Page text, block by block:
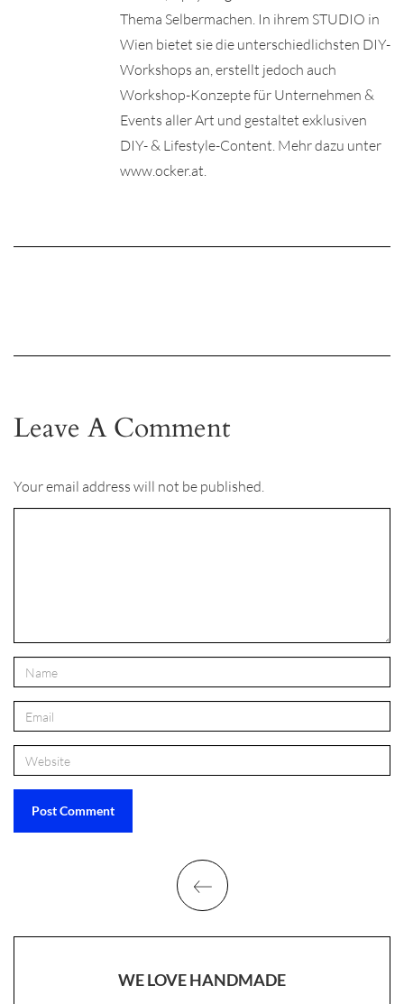
Thema Selbermachen. In ihrem STUDIO in
Wien bietet sie die unterschiedlichsten DIY-
Workshops an, erstellt jedoch auch
Workshop-Konzepte für Unternehmen &
Events aller Art und gestaltet exklusiven
DIY- & Lifestyle-Content. Mehr dazu unter
www.ocker.at.
Leave A Comment
Your email address will not be published.
WE LOVE HANDMADE